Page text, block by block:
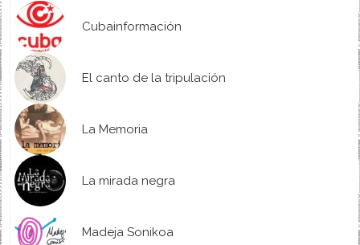
Cubainformación
El canto de la tripulación
La Memoria
La mirada negra
Madeja Sonikoa